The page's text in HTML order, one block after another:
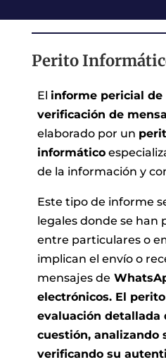
Perito
El informe pericial de
verificación de
elaborado por un
informático
de la información y
Este tipo de informe
legales donde se han
entre particulares o
implican el envío o
mensajes de
electrónicos. El
evaluación detallada
cuestión, analizando
verificando su